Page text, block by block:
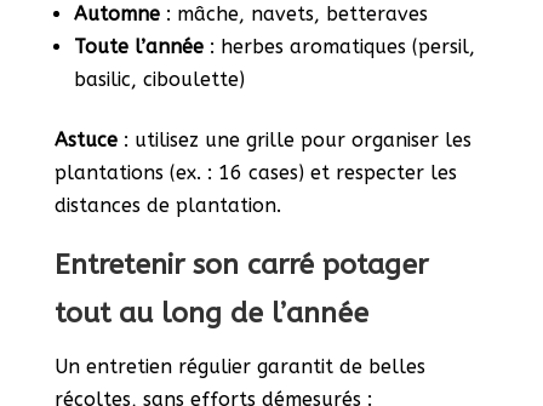
Automne: mâche, navets, betteraves
Toute l’année: herbes aromatiques (persil,
basilic, ciboulette)
Astuce: utilisez une grille pour organiser les
plantations (ex. : 16 cases) et respecter les
distances de plantation.
Entretenir son carré potager
tout au long de l’année
Un entretien régulier garantit de belles
récoltes, sans efforts démesurés :